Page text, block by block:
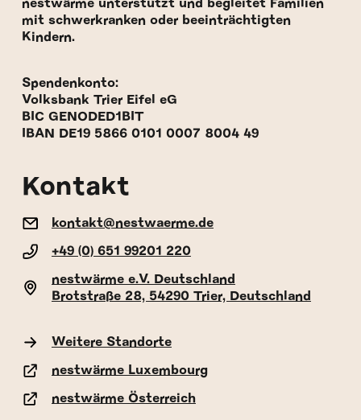
nestwärme unterstützt und begleitet Familien
mit schwerkranken oder beeinträchtigten
Kindern.
Spendenkonto:
Volksbank Trier Eifel eG
BIC GENODED1BIT
IBAN DE19 5866 0101 0007 8004 49
Kontakt
kontakt@nestwaerme.de
+49 (0) 651 99201 220
nestwärme e.V. Deutschland
Brotstraße 28, 54290 Trier, Deutschland
Weitere Standorte
nestwärme Luxembourg
nestwärme Österreich